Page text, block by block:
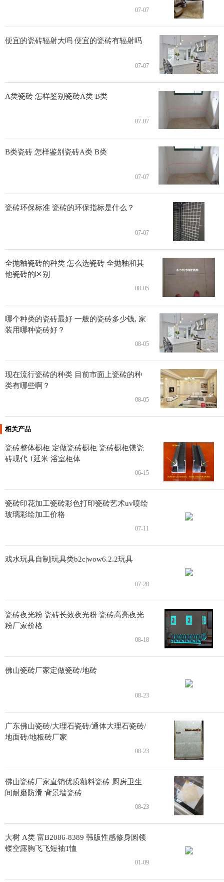
07-07
便宜的瓷砖辐射大吗 便宜的瓷砖有辐射吗
07-07
A类瓷砖 怎样鉴别瓷砖A类 B类
07-07
B类瓷砖 怎样鉴别瓷砖A类 B类
07-07
瓷砖环保标准 瓷砖的环保指标是什么？
07-07
全抛釉瓷砖的种类 怎么选瓷砖 全抛釉和其
他瓷砖的区别
08-05
哪个种类的瓷砖最好 一般的瓷砖多少钱, 家
装用哪种瓷砖好？
08-05
现在流行瓷砖的种类 目前市面上瓷砖的种
类有哪些啊？
08-05
相关产品
瓷砖整体橱柜 定做瓷砖橱柜 瓷砖橱柜镁瓷
砖现代 1延米 浴室柜体
06-15
瓷砖印花加工瓷砖彩色打印瓷砖艺术uv喷绘
玻璃彩绘加工价格
07-11
戏水玩具自制|玩具类b2c|wow6.2.2玩具
07-28
瓷砖夜光粉 瓷砖长效夜光粉 瓷砖高亮夜光
粉厂家价格
08-18
佛山瓷砖厂家定做瓷砖/地砖
08-23
广东佛山瓷砖/大理石瓷砖/通体大理石瓷砖/
地面砖/地板砖厂家
08-23
佛山瓷砖厂家直销优质釉料瓷砖 厨房卫生
间耐磨防滑 背景墙瓷砖
08-23
大树 A类 富B2086-8389 韩版性感修身圆领
镂空露胸飞飞短袖T恤
01-09